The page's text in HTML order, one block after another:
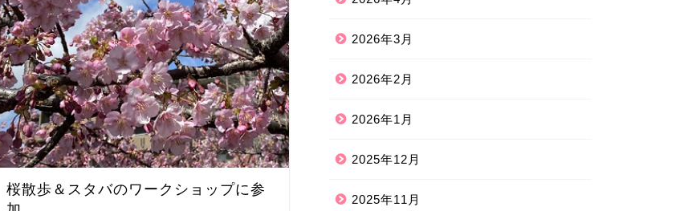
桜散歩＆スタバのワークショップに参
2026年3月
2026年2月
2026年1月
2025年12月
2025年11月